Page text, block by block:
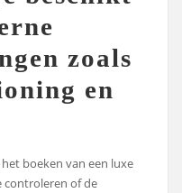
zoals
en
boeken van een luxe
controleren of de